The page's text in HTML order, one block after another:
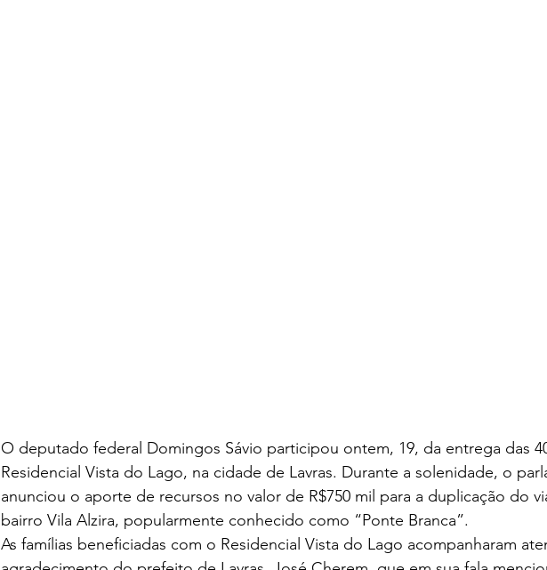
O deputado federal Domingos Sávio participou ontem, 19, da entrega das
Residencial Vista do Lago, na cidade de Lavras. Durante a solenidade, o
anunciou o aporte de recursos no valor de R$750 mil para a duplicação do
bairro Vila Alzira, popularmente conhecido como “Ponte Branca”.
As famílias beneficiadas com o Residencial Vista do Lago acompanharam